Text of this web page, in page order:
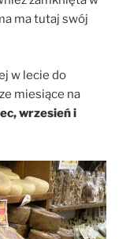
ma tutaj swój
w lecie do
miesiące na
wrzesień i